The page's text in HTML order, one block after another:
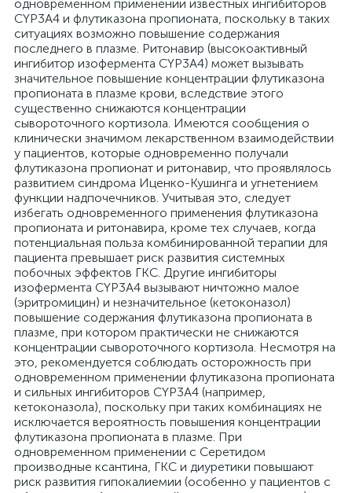
одновременном применении известных ингибиторов
CYP3A4 и флутиказона пропионата, поскольку в таких
ситуациях возможно повышение содержания
последнего в плазме. Ритонавир (высокоактивный
ингибитор изофермента CYP3A4) может вызывать
значительное повышение концентрации флутиказона
пропионата в плазме крови, вследствие этого
существенно снижаются концентрации
сывороточного кортизола. Имеются сообщения о
клинически значимом лекарственном взаимодействии
у пациентов, которые одновременно получали
флутиказона пропионат и ритонавир, что проявлялось
развитием синдрома Иценко-Кушинга и угнетением
функции надпочечников. Учитывая это, следует
избегать одновременного применения флутиказона
пропионата и ритонавира, кроме тех случаев, когда
потенциальная польза комбинированной терапии для
пациента превышает риск развития системных
побочных эффектов ГКС. Другие ингибиторы
изофермента CYP3A4 вызывают ничтожно малое
(эритромицин) и незначительное (кетоконазол)
повышение содержания флутиказона пропионата в
плазме, при котором практически не снижаются
концентрации сывороточного кортизола. Несмотря на
это, рекомендуется соблюдать осторожность при
одновременном применении флутиказона пропионата
и сильных ингибиторов CYP3A4 (например,
кетоконазола), поскольку при таких комбинациях не
исключается вероятность повышения концентрации
флутиказона пропионата в плазме. При
одновременном применении с Серетидом
производные ксантина, ГКС и диуретики повышают
риск развития гипокалиемии (особенно у пациентов с